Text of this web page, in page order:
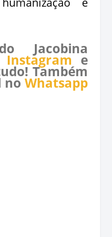
Jacobina
Instagram e
Também
no Whatsapp